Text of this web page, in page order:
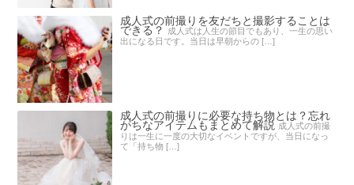
成人式の前撮りを友だちと撮影することは
できる？
成人式は人生の節目でもあり、一生の思い
出になる日です。当日は早朝からの […]
成人式の前撮りに必要な持ち物とは？忘れ
がちなアイテムもまとめて解説 成人式の前撮
りは一生に一度の大切なイベントですが、当日になっ
て「持ち物 […]